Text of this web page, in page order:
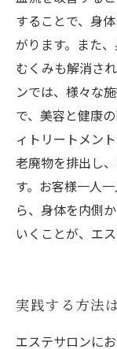
することで、身
がります。また
むくみも解消さ
ンでは、様々な
で、美容と健康
ィトリートメン
老廃物を排出し
す。お客様一人
ら、身体を内側
いくことが、エ
実践する方法
エステサロンに